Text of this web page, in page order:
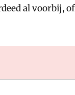
al voorbij,